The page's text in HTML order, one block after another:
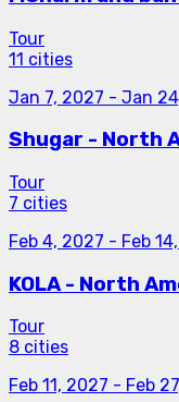
Tour
11 cities
Jan 7, 2027 - Jan
Shugar - North
Tour
7 cities
Feb 4, 2027 - Feb
KOLA - North
Tour
8 cities
Feb 11, 2027 - Feb